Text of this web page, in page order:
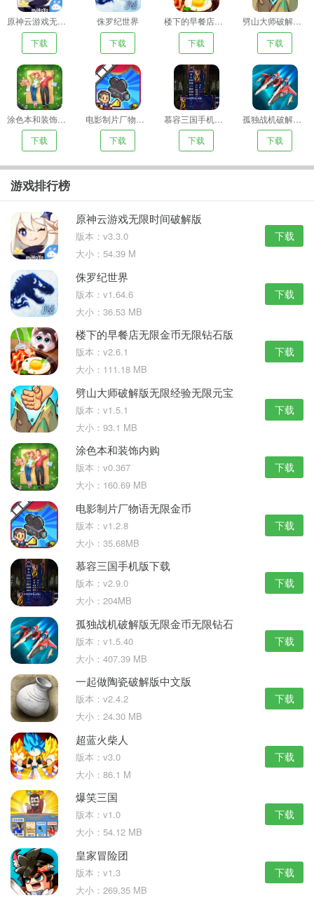
孤独战机破解版无限金币无限钻石 下载
下载
侏罗纪世界
下载
下载
下载
下载
下载
下载
下载
游戏排行榜
原神云游戏无限时间破解版
版本：v3.3.0
大小：54.39 M
下载
侏罗纪世界
版本：v1.64.6
大小：36.53 MB
下载
楼下的早餐店无限金币无限钻石版
版本：v2.6.1
大小：111.18 MB
下载
劈山大师破解版无限经验无限元宝
版本：v1.5.1
大小：93.1 MB
下载
涂色本和装饰内购
版本：v0.367
大小：160.69 MB
下载
电影制片厂物语无限金币
版本：v1.2.8
大小：35.68MB
下载
慕容三国手机版下载
版本：v2.9.0
大小：204MB
下载
孤独战机破解版无限金币无限钻石
版本：v1.5.40
大小：407.39 MB
下载
一起做陶瓷破解版中文版
版本：v2.4.2
大小：24.30 MB
下载
超蓝火柴人
版本：v3.0
大小：86.1 M
下载
爆笑三国
版本：v1.0
大小：54.12 MB
下载
皇家冒险团
版本：v1.3
大小：269.35 MB
下载